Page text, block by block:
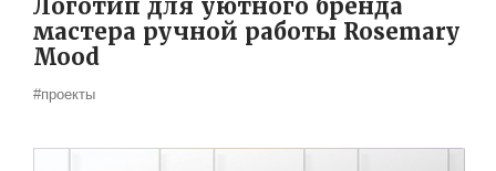
Логотип для уютного бренда
мастера ручной работы Rosemary
Mood
#проекты